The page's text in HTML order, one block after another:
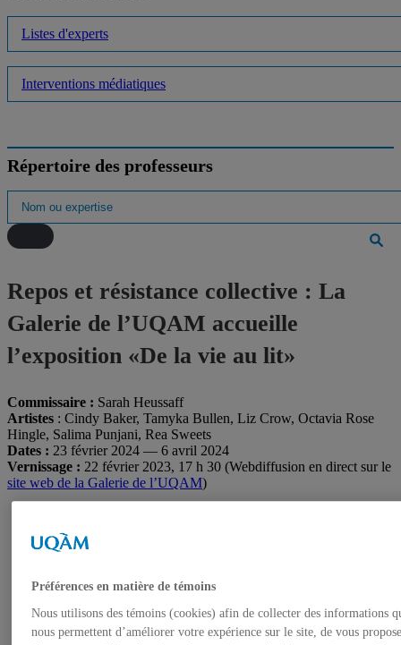
Listes d'experts
Interventions médiatiques
Répertoire des professeurs
Repos et résistance collective : La
Galerie de l’UQAM accueille
l’exposition «De la vie au lit»
Commissaire : Sarah Heussaff
Artistes : Cindy Baker, Tamyka Bullen, Liz Crow, Octavia Rose
Hingle, Salima Punjani, Rea Sweets
Dates : 23 février 2024 — 6 avril 2024
Vernissage : 22 février 2023, 17 h 30 (Webdiffusion en direct sur le
site web de la Galerie de l’UQAM)
Préférences en matière de témoins
Nous utilisons des témoins (cookies) afin de collecter des informations
nous permettent d’améliorer votre expérience sur le site, de vous